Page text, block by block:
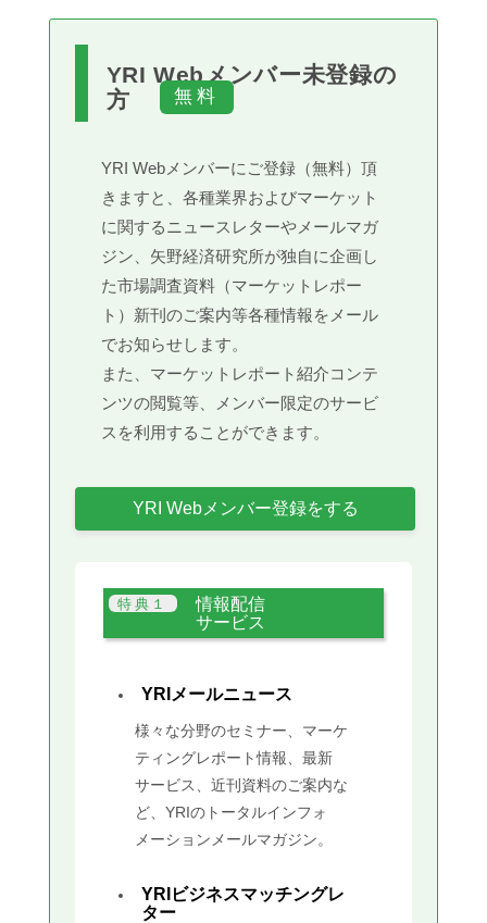
YRI Webメンバー未登録の
方
YRI Webメンバーにご登録（無料）頂
きますと、各種業界およびマーケット
に関するニュースレターやメールマガ
ジン、矢野経済研究所が独自に企画し
た市場調査資料（マーケットレポー
ト）新刊のご案内等各種情報をメール
でお知らせします。
また、マーケットレポート紹介コンテ
ンツの閲覧等、メンバー限定のサービ
スを利用することができます。
YRI Webメンバー登録をする
情報配信
サービス
YRIメールニュース
様々な分野のセミナー、マーケ
ティングレポート情報、最新
サービス、近刊資料のご案内な
ど、YRIのトータルインフォ
メーションメールマガジン。
YRIビジネスマッチングレ
ター